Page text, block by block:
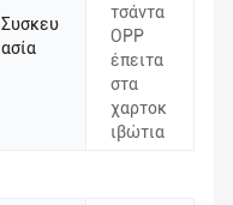
Συσκευ
ασία
τσάντα
OPP
έπειτα
στα
χαρτοκ
ιβώτια